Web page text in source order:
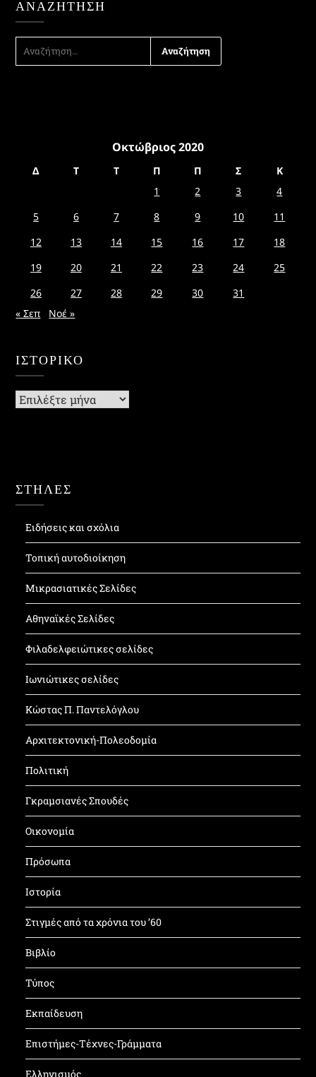
ΑΝΑΖΉΤΗΣΗ
ΑΝΑΖΉΤΗΣΗ
Οκτώβριος 2020
Δ Τ Τ Π Π Σ
Κ
1
2 3
4
5
6 7 8 9 10
11
12
13 14 15 16 17
18
19
20 21 22 23 24
25
26
27 28 29 30
31
« Σεπ
Νοέ »
ΙΣΤΟΡΙΚΌ
Ιστορικό
ΣΤΗΛΕΣ
Ειδήσεις και σχόλια
Τοπική αυτοδιοίκηση
Μικρασιατικές Σελίδες
Αθηναϊκές Σελίδες
Φιλαδελφειώτικες σελίδες
Ιωνιώτικες σελίδες
Κώστας Π. Παντελόγλου
Αρχιτεκτονική-Πολεοδομία
Πολιτική
Γκραμσιανές Σπουδές
Οικονομία
Πρόσωπα
Ιστορία
Στιγμές από τα χρόνια του ’60
Βιβλίο
Τύπος
Εκπαίδευση
Επιστήμες-Τέχνες-Γράμματα
Ελληνισμός